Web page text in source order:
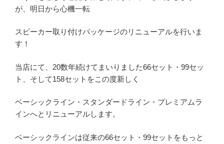
が、明日から心機一転
スピーカー取り付けパッケージのリニューアルを行いま
す！
当店にて、20数年続けてまいりました66セット・99セッ
ト、そして158セットをこの度新しく
ベーシックライン・スタンダードライン・プレミアムラ
インへとリニューアルします。
ベーシックラインは従来の66セット・99セットをもっと